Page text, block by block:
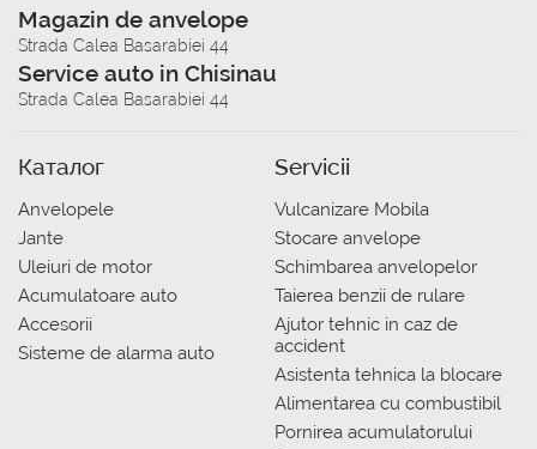
Magazin de anvelope
Strada Calea Basarabiei 44
Service auto in Chisinau
Strada Calea Basarabiei 44
Каталог
Anvelopele
Jante
Uleiuri de motor
Acumulatoare auto
Accesorii
Sisteme de alarma auto
Servicii
Vulcanizare Mobila
Stocare anvelope
Schimbarea anvelopelor
Taierea benzii de rulare
Ajutor tehnic in caz de
accident
Asistenta tehnica la blocare
Alimentarea cu combustibil
Pornirea acumulatorului